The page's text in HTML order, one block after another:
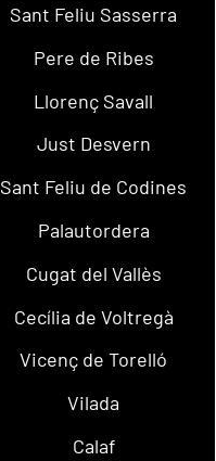
Sant Feliu Sasserra
Pere de Ribes
Llorenç Savall
Just Desvern
Sant Feliu de Codines
Palautordera
Cugat del Vallès
Cecília de Voltregà
Vicenç de Torelló
Vilada
Calaf